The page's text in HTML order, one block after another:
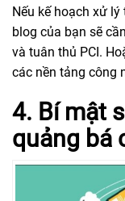
Nếu kế hoạch xử
blog của bạn sẽ
và tuân thủ PCI.
các nền tảng công
4. Bí mật
quảng bá